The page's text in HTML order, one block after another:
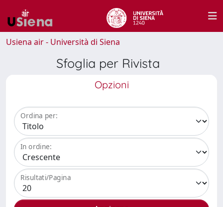
Usiena air - Università di Siena
Sfoglia per Rivista
Opzioni
Ordina per:
In ordine:
Risultati/Pagina